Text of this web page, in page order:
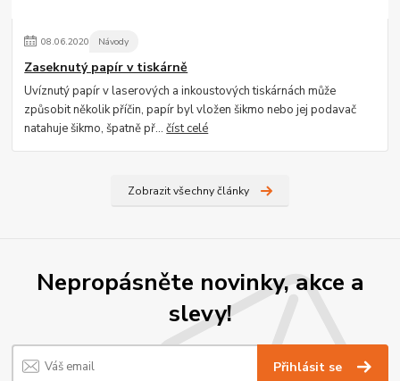
08.06.2020 Návody
Zaseknutý papír v tiskárně
Uvíznutý papír v laserových a inkoustových tiskárnách může
způsobit několik příčin, papír byl vložen šikmo nebo jej podavač
natahuje šikmo, špatně př...číst celé
Zobrazit všechny články
Nepropásněte novinky, akce a
slevy!
Přihlásit se